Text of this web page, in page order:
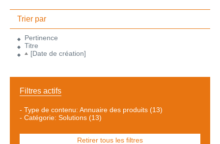
Trier par
Pertinence
Titre
[Date de création]
Filtres actifs
- Type de contenu: Annuaire des produits (13)
- Catégorie: Solutions (13)
Retirer tous les filtres